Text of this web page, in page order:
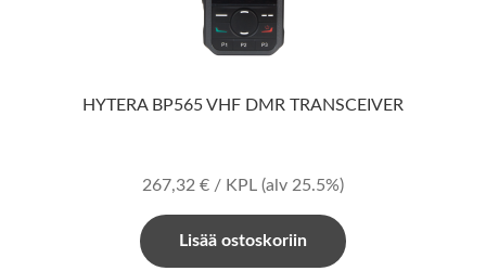
HYTERA BP565 VHF DMR TRANSCEIVER
267,32 € / KPL (alv 25.5%)
Lisää ostoskoriin